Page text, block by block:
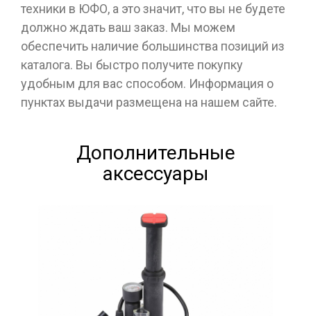
техники в ЮФО, а это значит, что вы не будете
должно ждать ваш заказ. Мы можем
обеспечить наличие большинства позиций из
каталога. Вы быстро получите покупку
удобным для вас способом. Информация о
пунктах выдачи размещена на нашем сайте.
Дополнительные
аксессуары